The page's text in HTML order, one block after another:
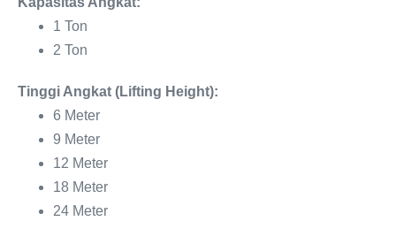
1 Ton
2 Ton
Tinggi Angkat (Lifting Height):
6 Meter
9 Meter
12 Meter
18 Meter
24 Meter